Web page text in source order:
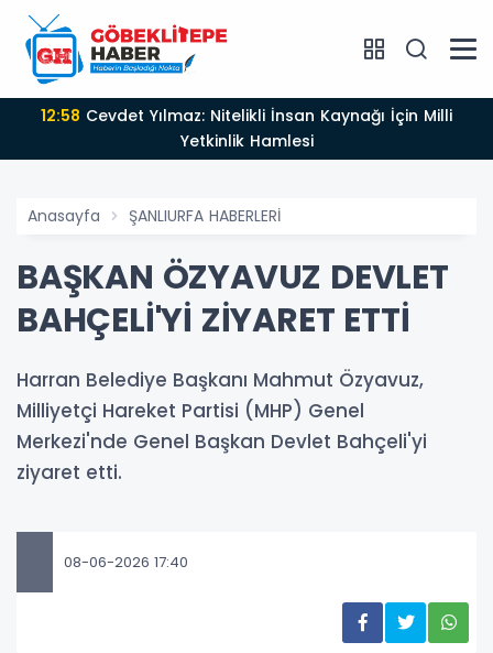
12:58
Yetkinlik Hamlesi
Anasayfa ŞANLIURFA HABERLERİ
BAŞKAN ÖZYAVUZ DEVLET
BAHÇELİ'Yİ ZİYARET ETTİ
Harran Belediye Başkanı Mahmut Özyavuz,
Milliyetçi Hareket Partisi (MHP) Genel
Merkezi'nde Genel Başkan Devlet Bahçeli'yi
ziyaret etti.
08-06-2026 17:40